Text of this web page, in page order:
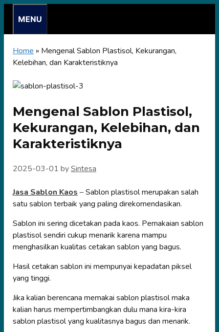
content
MENU
Home » Mengenal Sablon Plastisol, Kekurangan,
Kelebihan, dan Karakteristiknya
Mengenal Sablon Plastisol,
Kekurangan, Kelebihan, dan
Karakteristiknya
2025-03-01 bySintesa
Jasa Sablon Kaos –Sablon plastisol merupakan salah
satu sablon terbaik yang paling direkomendasikan.
Sablon ini sering dicetakan pada kaos. Pemakaian sablon
plastisol sendiri cukup menarik karena mampu
menghasilkan kualitas cetakan sablon yang bagus.
Hasil cetakan sablon ini mempunyai kepadatan piksel
yang tinggi.
Jika kalian berencana memakai sablon plastisol maka
kalian harus mempertimbangkan dulu mana kira-kira
sablon plastisol yang kualitasnya bagus dan menarik.